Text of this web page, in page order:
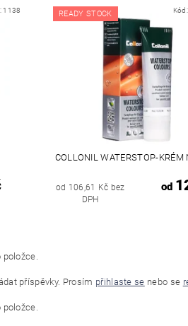
1138 READY STOCK Kód:
COLLONIL WATERSTOP-KRÉM
od 106,61 Kč bez
DPH
od
příspěvky. Prosím přihlaste se nebo se